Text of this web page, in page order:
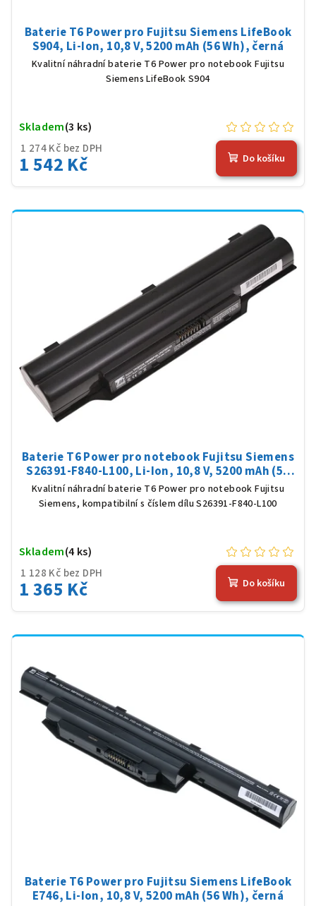
Baterie T6 Power pro Fujitsu Siemens LifeBook
S904, Li-Ion, 10,8 V, 5200 mAh (56 Wh), černá
Kvalitní náhradní baterie T6 Power pro notebook Fujitsu
Siemens LifeBook S904
1 274 Kč bez DPH
1 542 Kč
Skladem(3 ks)
Do košíku
Baterie T6 Power pro notebook Fujitsu Siemens
S26391-F840-L100, Li-Ion, 10,8 V, 5200 mAh (56
Wh), černá
Kvalitní náhradní baterie T6 Power pro notebook Fujitsu
Siemens, kompatibilní s číslem dílu S26391-F840-L100
1 128 Kč bez DPH
1 365 Kč
Skladem(4 ks)
Do košíku
Baterie T6 Power pro Fujitsu Siemens LifeBook
E746, Li-Ion, 10,8 V, 5200 mAh (56 Wh), černá